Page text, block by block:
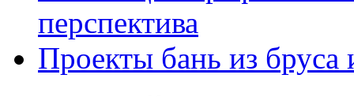
перспектива
Проекты бань из бруса